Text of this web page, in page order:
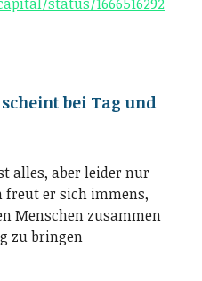
bei Tag und
alles, aber leider nur
freut er sich immens,
Menschen zusammen
zu bringen